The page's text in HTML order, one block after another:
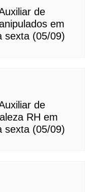
de
em
sexta (05/09)
de
RH em
sexta (05/09)